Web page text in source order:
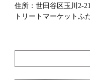
住所：世田谷区玉川2-
トリートマーケットふ